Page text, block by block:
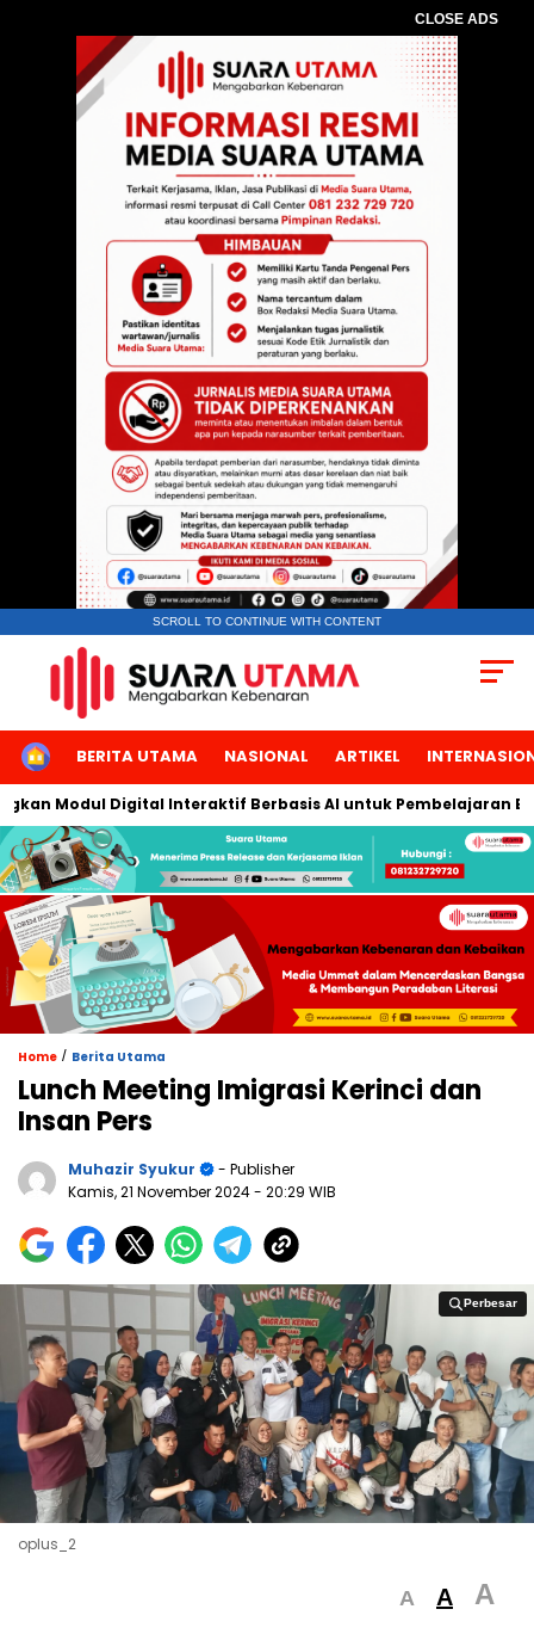
CLOSE ADS
SCROLL TO CONTINUE WITH CONTENT
HOMEBERITA UTAMA NASIONAL ARTIKEL
Modul Digital Interaktif Berbasis AI untuk Pembelajaran
Home / Berita Utama
Lunch Meeting Imigrasi Kerinci dan
Insan Pers
Muhazir Syukur
- Publisher
Kamis, 21 November 2024- 20:29 WIB
Perbesar
Perbesar
oplus_2
A A A